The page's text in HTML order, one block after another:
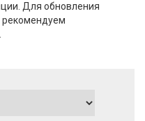
Для обновления
рекомендуем